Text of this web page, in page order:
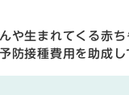
や生まれてくる赤
防接種費用を助成し